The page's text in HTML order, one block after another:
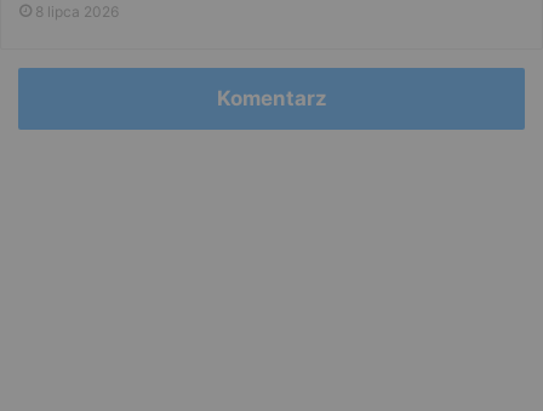
8 lipca 2026
Komentarz